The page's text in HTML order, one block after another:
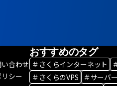
合わせ
シー
おすすめのタグ
＃さくらインターネット
＃さくらのVPS
＃サーバ